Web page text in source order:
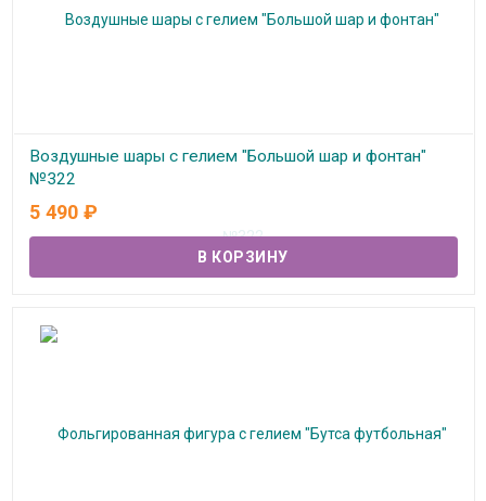
Воздушные шары с гелием "Большой шар и фонтан"
№322
В наличии
5 490 ₽